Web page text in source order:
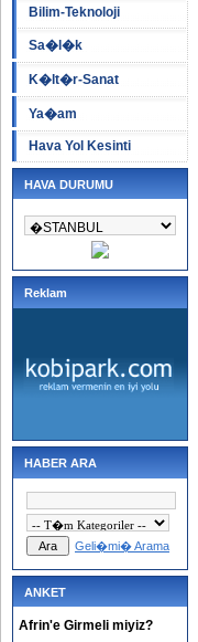
Bilim-Teknoloji
Sa�l�k
K�lt�r-Sanat
Ya�am
Hava Yol Kesinti
HAVA DURUMU
Reklam
HABER ARA
Geli�mi� Arama
ANKET
Afrin'e Girmeli miyiz?